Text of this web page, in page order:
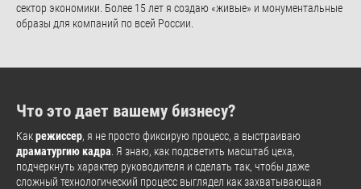
сектор экономики. Более 15 лет я создаю «живые» и монументальные
образы для компаний по всей России.
Что это дает вашему бизнесу?
Какрежиссер, я не просто фиксирую процесс, а выстраиваю
драматургию кадра . Я знаю, как подсветить масштаб цеха,
подчеркнуть характер руководителя и сделать так, чтобы даже
сложный технологический процесс выглядел как захватывающая